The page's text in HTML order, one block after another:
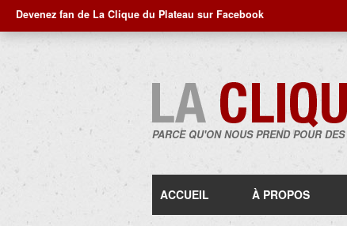
Devenez fan de La Clique du Plateau sur Facebook
PARCE QU'ON NOUS PREND POUR
ACCUEIL À PROPOS